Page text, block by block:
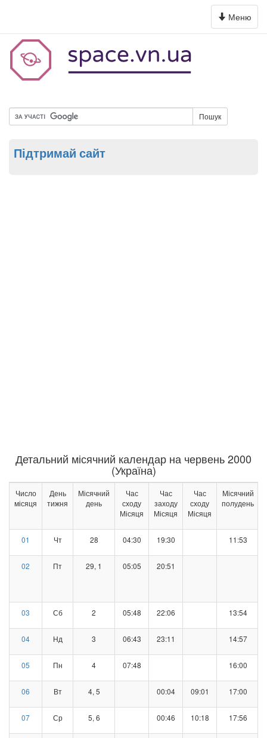
Toggle
navigation
Меню
Пошук
Підтримай сайт
Детальний місячний календар на червень 2000
(Україна)
Число
місяця
День
тижня
Місячний
день
Час
сходу
Місяця
Час
заходу
Місяця
Час
сходу
Місяця
Місячний
полудень
01 Чт 28 04:30 19:30 11:53
02 Пт 29, 1 05:05 20:51
03 Сб 2 05:48 22:06 13:54
04 Нд 3 06:43 23:11 14:57
05 Пн 4 07:48 16:00
06 Вт 4, 5 00:04 09:01 17:00
07 Ср 5, 6 00:46 10:18 17:56